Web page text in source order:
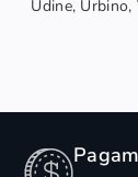
Udine, Urbino,